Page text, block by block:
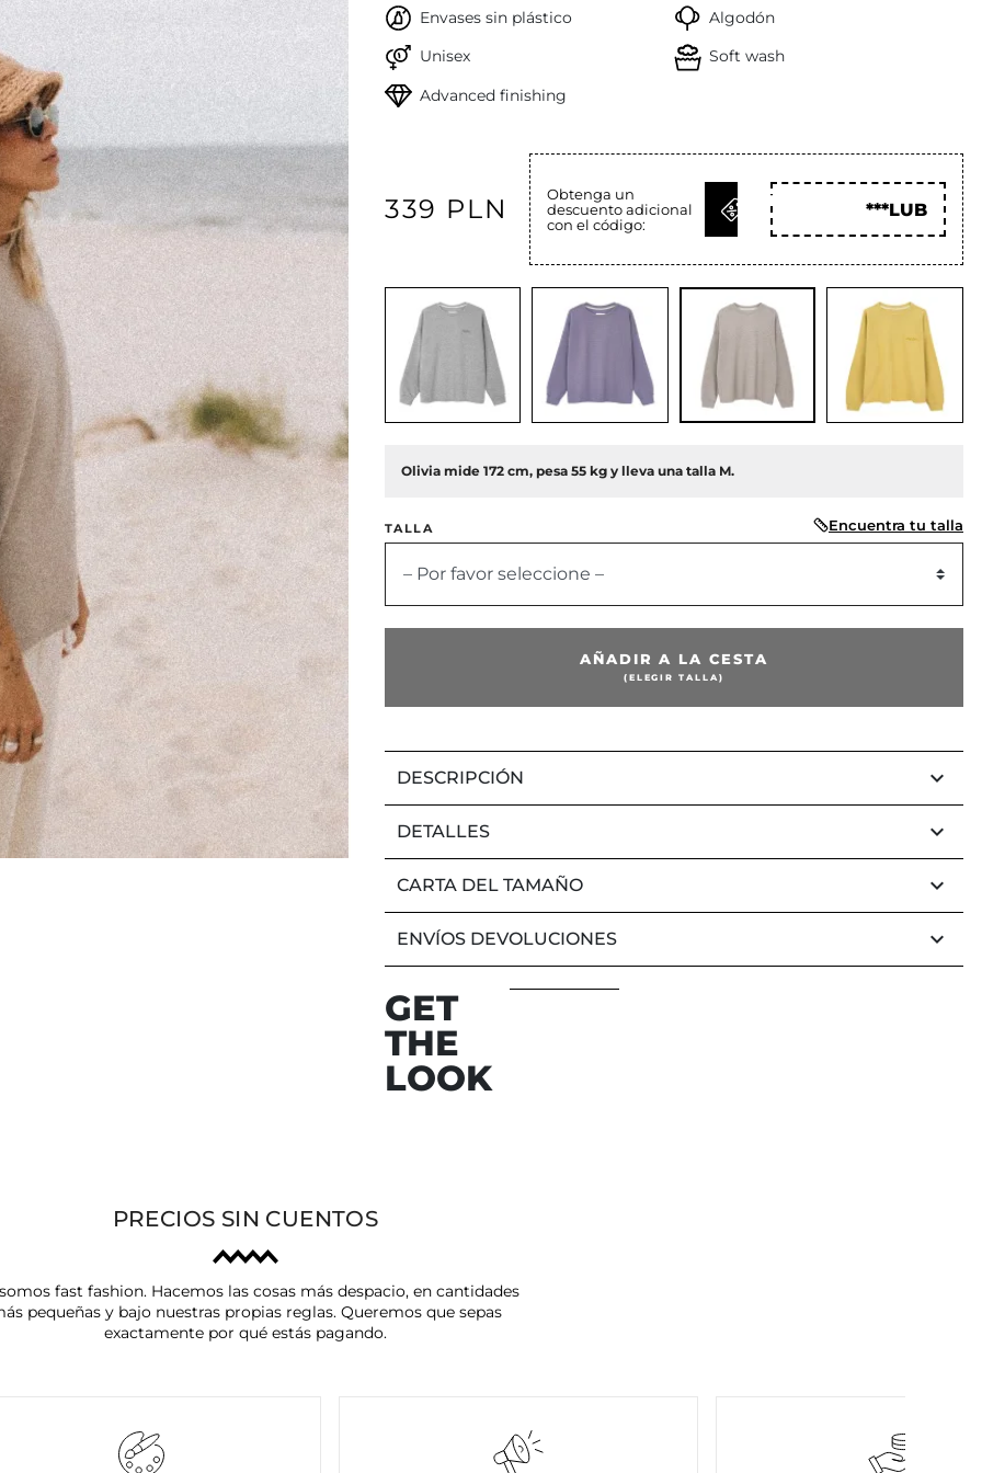
Envases sin plástico
Algodón
Unisex
Soft wash
Advanced finishing
339 PLN
Obtenga un
descuento adicional
con el código:
OBTENER
***LUB
Olivia mide 172 cm, pesa 55 kg y lleva una talla M.
TALLA Encuentra tu talla
– Por favor seleccione –
AÑADIR A LA CESTA
(ELEGIR TALLA)
DESCRIPCIÓN keyboard_arrow_down
DETALLES keyboard_arrow_down
CARTA DEL TAMAÑO keyboard_arrow_down
ENVÍOS DEVOLUCIONES keyboard_arrow_down
GET
THE
LOOK
PRECIOS SIN CUENTOS
fast fashion. Hacemos las cosas más despacio, en cantidades
pequeñas y bajo nuestras propias reglas. Queremos que sepas
exactamente por qué estás pagando.